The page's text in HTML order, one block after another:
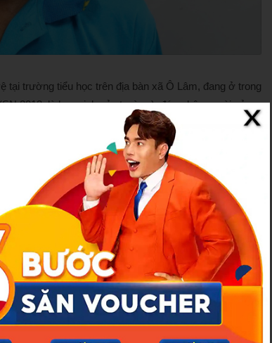
tại trường tiểu học trên địa bàn xã Ô Lâm, đang ở trong
2013, là học sinh của trường), đứng bên ngoài cửa
khu vực nhà vệ sinh của trường để thực hiện hành vi
sự việc nên đến Công an xã Ô Lâm tố giác hành vi
tội, và khai nhận trước đó đã 3 lần thực hiện hành vi
tự tại khu vực nhà vệ sinh của trường.
to-hiep-dam-hoc-sinh-post1825170.tpo